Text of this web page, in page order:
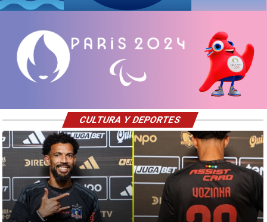
CULTURA Y DEPORTES